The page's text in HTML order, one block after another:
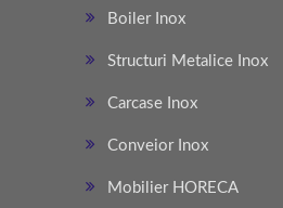
Boiler Inox
Structuri Metalice Inox
Carcase Inox
Conveior Inox
Mobilier HORECA